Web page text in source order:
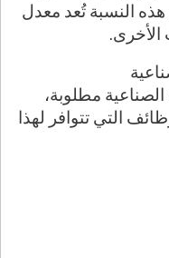
النسبة تُعد معدل
الأخرى.
مطلوبة،
التي تتوافر لهذا